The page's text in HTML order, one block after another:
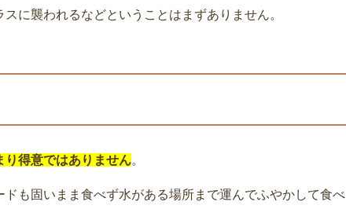
に襲われるなどということはまずありません。
り得意ではありません。
も固いまま食べず水がある場所まで運んでふやかして食べ